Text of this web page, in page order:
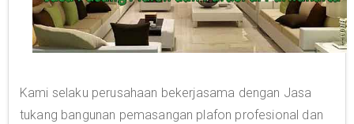
Kami selaku perusahaan bekerjasama dengan Jasa
tukang bangunan pemasangan plafon profesional dan